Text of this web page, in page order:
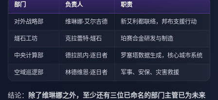
部门 负责人 职责
对外战略部 维琳娜·艾尔吉德 新艾利都联络，邦布支援行动
燧石工坊 克拉蕾特·燧石 珀赛合金研发与制造
中央计算部 德拉凯内·逐日者 罗塞塔数据生成，核心城市系统
空域巡逻部 林德维恩·逐日者 军事、安保、灾害救援
结论： 除了维琳娜之外，至少还有三位已命名的部门主管已为未来